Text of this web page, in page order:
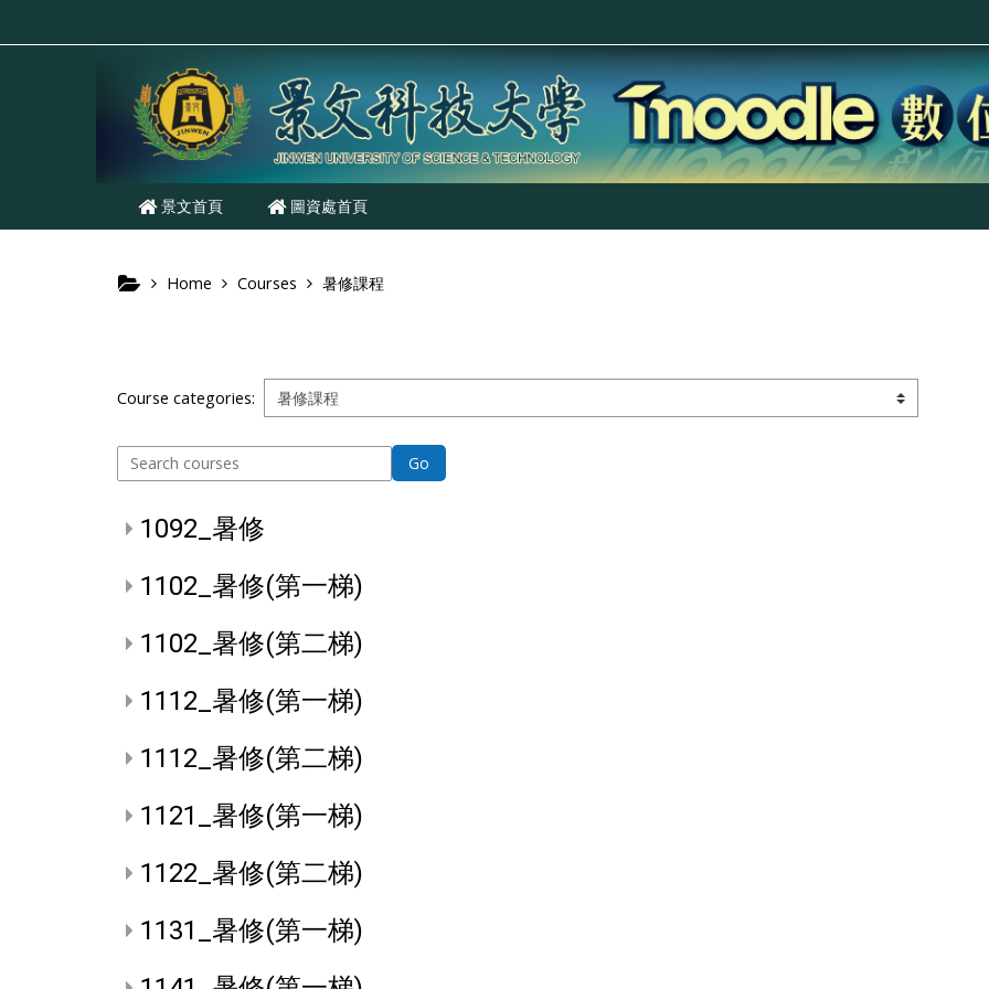
景文首頁 圖資處首頁
Home Courses 暑修課程
Course categories:
Search courses
Go
1092_暑修
1102_暑修(第一梯)
1102_暑修(第二梯)
1112_暑修(第一梯)
1112_暑修(第二梯)
1121_暑修(第一梯)
1122_暑修(第二梯)
1131_暑修(第一梯)